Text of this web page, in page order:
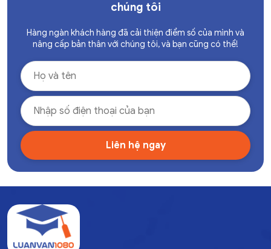
chúng tôi
Hàng ngàn khách hàng đã cải thiện điểm số của mình và
nâng cấp bản thân với chúng tôi, và bạn cũng có thể!